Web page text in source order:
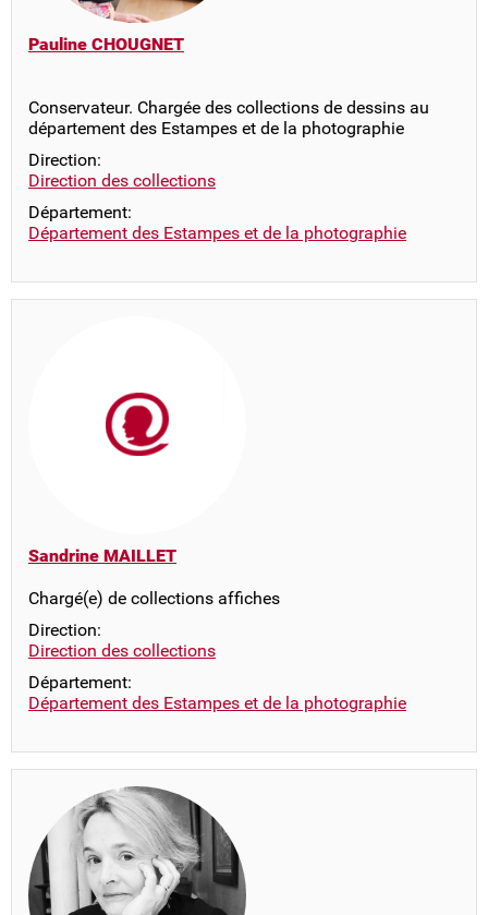
Pauline CHOUGNET
Conservateur. Chargée des collections de dessins au
département des Estampes et de la photographie
Direction:
Direction des collections
Département:
Département des Estampes et de la photographie
Sandrine MAILLET
Chargé(e) de collections affiches
Direction:
Direction des collections
Département:
Département des Estampes et de la photographie